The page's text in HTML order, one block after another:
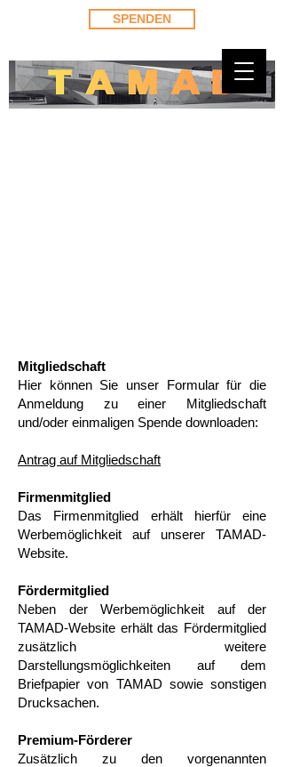
SPENDEN
Mitgliedschaft
Hier können Sie unser Formular für die
Anmeldung zu einer Mitgliedschaft
und/oder einmaligen Spende downloaden:
Antrag auf Mitgliedschaft
Firmenmitglied
Das Firmenmitglied erhält hierfür eine
Werbemöglichkeit auf unserer TAMAD-
Website.
Fördermitglied
Neben der Werbemöglichkeit auf der
TAMAD-Website erhält das Fördermitglied
zusätzlich weitere
Darstellungsmöglichkeiten auf dem
Briefpapier von TAMAD sowie sonstigen
Drucksachen.
Premium-Förderer
Zusätzlich zu den vorgenannten